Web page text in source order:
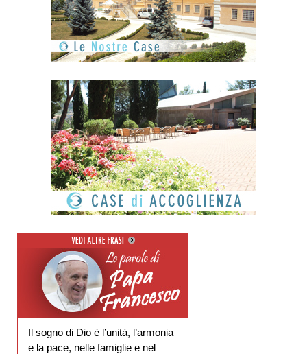
Il sogno di Dio è l’unità, l’armonia
e la pace, nelle famiglie e nel